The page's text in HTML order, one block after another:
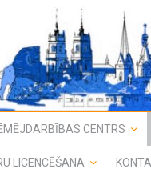
CENTRS
LICENCĒŠANA